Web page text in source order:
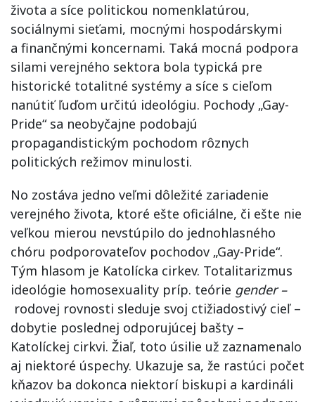
života a síce politickou nomenklatúrou,
sociálnymi sieťami, mocnými hospodárskymi
a finančnými koncernami. Taká mocná podpora
silami verejného sektora bola typická pre
historické totalitné systémy a síce s cieľom
nanútiť ľuďom určitú ideológiu. Pochody „Gay-
Pride“ sa neobyčajne podobajú
propagandistickým pochodom rôznych
politických režimov minulosti.
No zostáva jedno veľmi dôležité zariadenie
verejného života, ktoré ešte oficiálne, či ešte nie
veľkou mierou nevstúpilo do jednohlasného
chóru podporovateľov pochodov „Gay-Pride“.
Tým hlasom je Katolícka cirkev. Totalitarizmus
ideológie homosexuality príp. teórie gender –
rodovej rovnosti sleduje svoj ctižiadostivý cieľ –
dobytie poslednej odporujúcej bašty –
Katolíckej cirkvi. Žiaľ, toto úsilie už zaznamenalo
aj niektoré úspechy. Ukazuje sa, že rastúci počet
kňazov ba dokonca niektorí biskupi a kardináli